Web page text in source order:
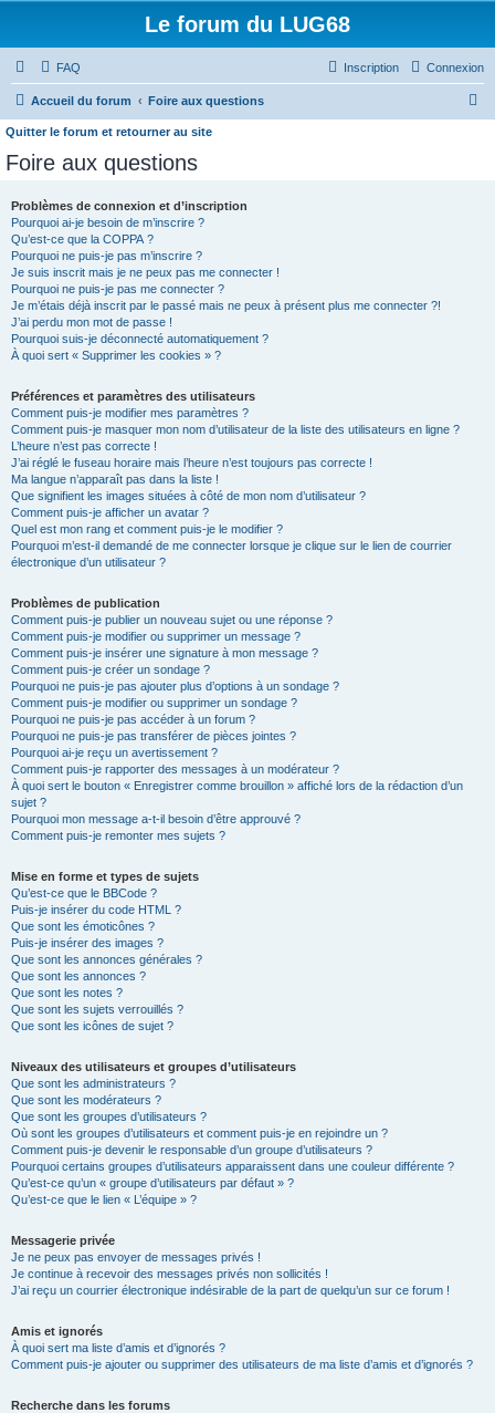
Le forum du LUG68
FAQ Connexion
Inscription
Accueil du forum Foire aux questions
Quitter le forum et retourner au site
Foire aux questions
Problèmes de connexion et d’inscription
Pourquoi ai-je besoin de m’inscrire ?
Qu’est-ce que la COPPA ?
Pourquoi ne puis-je pas m’inscrire ?
Je suis inscrit mais je ne peux pas me connecter !
Pourquoi ne puis-je pas me connecter ?
Je m’étais déjà inscrit par le passé mais ne peux à présent plus me connecter ?!
J’ai perdu mon mot de passe !
Pourquoi suis-je déconnecté automatiquement ?
À quoi sert « Supprimer les cookies » ?
Préférences et paramètres des utilisateurs
Comment puis-je modifier mes paramètres ?
Comment puis-je masquer mon nom d’utilisateur de la liste des utilisateurs en ligne ?
L’heure n’est pas correcte !
J’ai réglé le fuseau horaire mais l’heure n’est toujours pas correcte !
Ma langue n’apparaît pas dans la liste !
Que signifient les images situées à côté de mon nom d’utilisateur ?
Comment puis-je afficher un avatar ?
Quel est mon rang et comment puis-je le modifier ?
Pourquoi m’est-il demandé de me connecter lorsque je clique sur le lien de courrier
électronique d’un utilisateur ?
Problèmes de publication
Comment puis-je publier un nouveau sujet ou une réponse ?
Comment puis-je modifier ou supprimer un message ?
Comment puis-je insérer une signature à mon message ?
Comment puis-je créer un sondage ?
Pourquoi ne puis-je pas ajouter plus d’options à un sondage ?
Comment puis-je modifier ou supprimer un sondage ?
Pourquoi ne puis-je pas accéder à un forum ?
Pourquoi ne puis-je pas transférer de pièces jointes ?
Pourquoi ai-je reçu un avertissement ?
Comment puis-je rapporter des messages à un modérateur ?
À quoi sert le bouton « Enregistrer comme brouillon » affiché lors de la rédaction d’un
sujet ?
Pourquoi mon message a-t-il besoin d’être approuvé ?
Comment puis-je remonter mes sujets ?
Mise en forme et types de sujets
Qu’est-ce que le BBCode ?
Puis-je insérer du code HTML ?
Que sont les émoticônes ?
Puis-je insérer des images ?
Que sont les annonces générales ?
Que sont les annonces ?
Que sont les notes ?
Que sont les sujets verrouillés ?
Que sont les icônes de sujet ?
Niveaux des utilisateurs et groupes d’utilisateurs
Que sont les administrateurs ?
Que sont les modérateurs ?
Que sont les groupes d’utilisateurs ?
Où sont les groupes d’utilisateurs et comment puis-je en rejoindre un ?
Comment puis-je devenir le responsable d’un groupe d’utilisateurs ?
Pourquoi certains groupes d’utilisateurs apparaissent dans une couleur différente ?
Qu’est-ce qu’un « groupe d’utilisateurs par défaut » ?
Qu’est-ce que le lien « L’équipe » ?
Messagerie privée
Je ne peux pas envoyer de messages privés !
Je continue à recevoir des messages privés non sollicités !
J’ai reçu un courrier électronique indésirable de la part de quelqu’un sur ce forum !
Amis et ignorés
À quoi sert ma liste d’amis et d’ignorés ?
Comment puis-je ajouter ou supprimer des utilisateurs de ma liste d’amis et d’ignorés ?
Recherche dans les forums